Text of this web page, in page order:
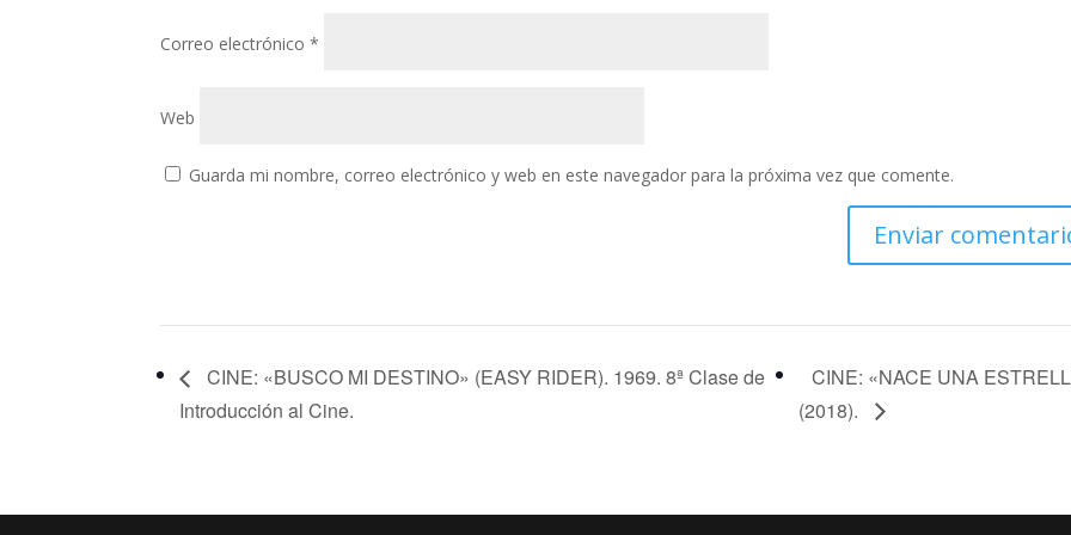
Correo electrónico*
Web
Guarda mi nombre, correo electrónico y web en este navegador para la próxima vez que comente.
CINE: «BUSCO MI DESTINO» (EASY RIDER). 1969. 8ª Clase de
Introducción al Cine.
CINE: «NACE UNA
(2018).